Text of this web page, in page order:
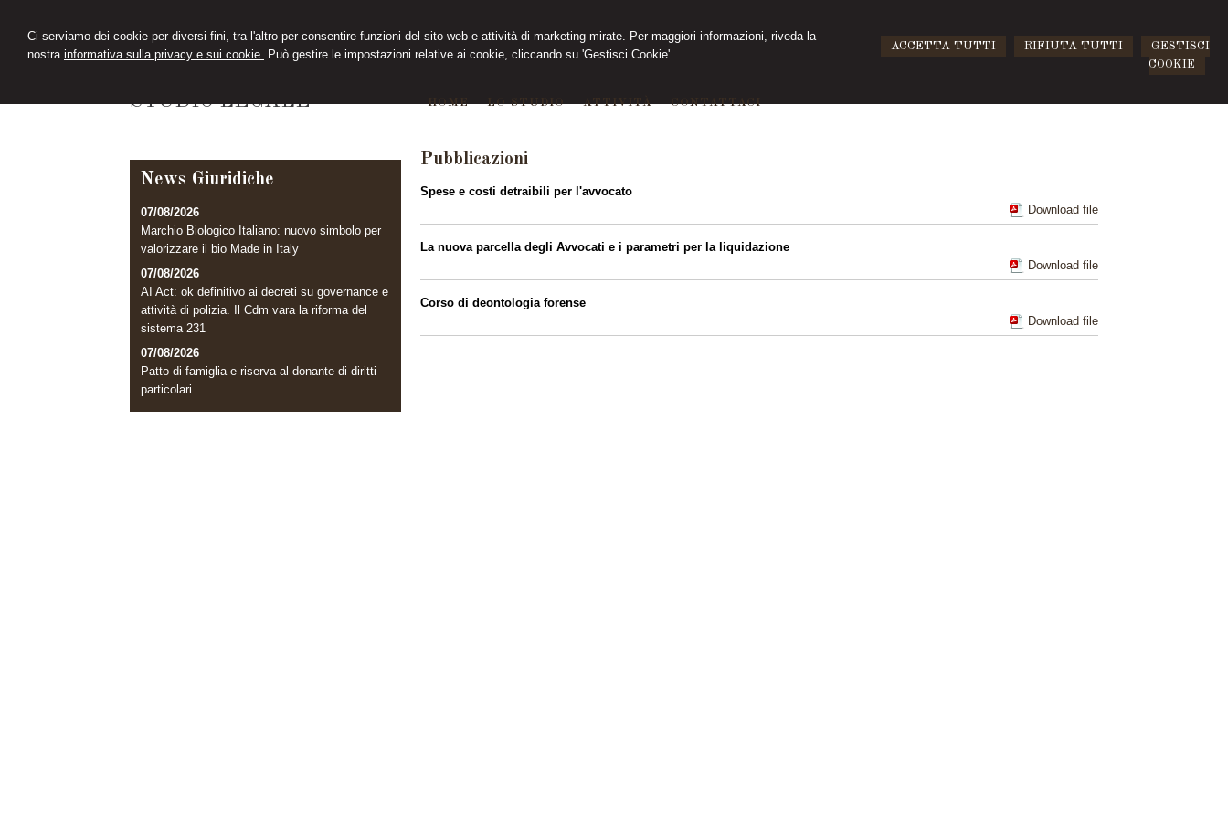
Ci serviamo dei cookie per diversi fini, tra l'altro per consentire funzioni del sito web e attività di marketing mirate. Per maggiori informazioni, riveda la
nostra informativa sulla privacy e sui cookie. Può gestire le impostazioni relative ai cookie, cliccando su 'Gestisci Cookie'
ACCETTA TUTTI RIFIUTA TUTTI
GESTISCI
COOKIE
STUDIO LEGALE HOME LO STUDIO ATTIVITÀ CONTATTACI
Pubblicazioni
Spese e costi detraibili per l'avvocato
Download file
La nuova parcella degli Avvocati e i parametri per la liquidazione
Download file
Corso di deontologia forense
Download file
News Giuridiche
07/08/2026
Marchio Biologico Italiano: nuovo simbolo per
valorizzare il bio Made in Italy
07/08/2026
AI Act: ok definitivo ai decreti su governance e
attività di polizia. Il Cdm vara la riforma del
sistema 231
07/08/2026
Patto di famiglia e riserva al donante di diritti
particolari